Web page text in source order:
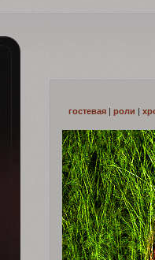
гостевая| роли |